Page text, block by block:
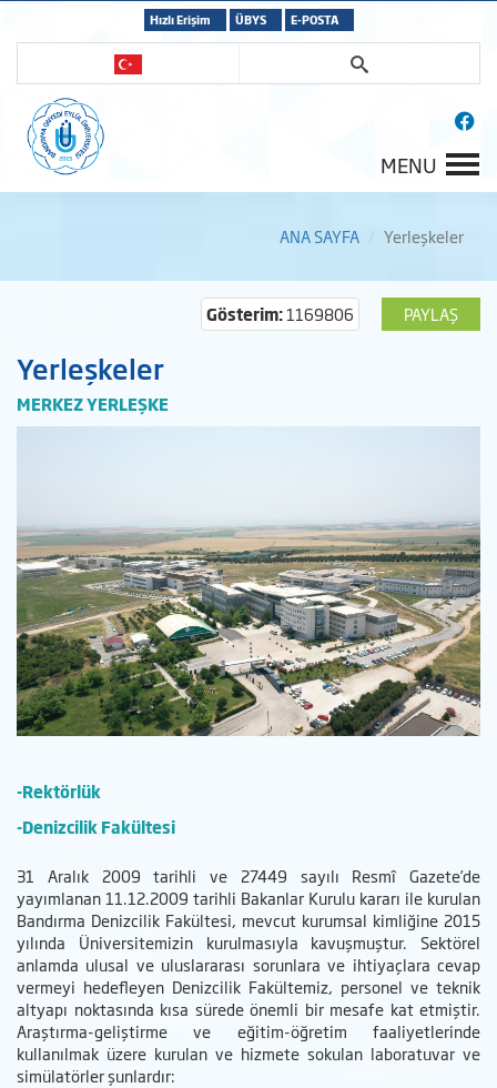
Hızlı Erişim ÜBYS E-POSTA
MENU
ANA SAYFA Yerleşkeler
PAYLAŞ
Gösterim:1169806
Yerleşkeler
MERKEZ YERLEŞKE
-Rektörlük
-Denizcilik Fakültesi
31 Aralık 2009 tarihli ve 27449 sayılı Resmî Gazete’de
yayımlanan 11.12.2009 tarihli Bakanlar Kurulu kararı ile kurulan
Bandırma Denizcilik Fakültesi, mevcut kurumsal kimliğine 2015
yılında Üniversitemizin kurulmasıyla kavuşmuştur. Sektörel
anlamda ulusal ve uluslararası sorunlara ve ihtiyaçlara cevap
vermeyi hedefleyen Denizcilik Fakültemiz, personel ve teknik
altyapı noktasında kısa sürede önemli bir mesafe kat etmiştir.
Araştırma-geliştirme ve eğitim-öğretim faaliyetlerinde
kullanılmak üzere kurulan ve hizmete sokulan laboratuvar ve
simülatörler şunlardır: